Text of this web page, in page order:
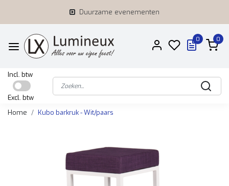
Duurzame evenementen
0 0
Incl. btw
Excl. btw
Home
Kubo barkruk - Wit/paars